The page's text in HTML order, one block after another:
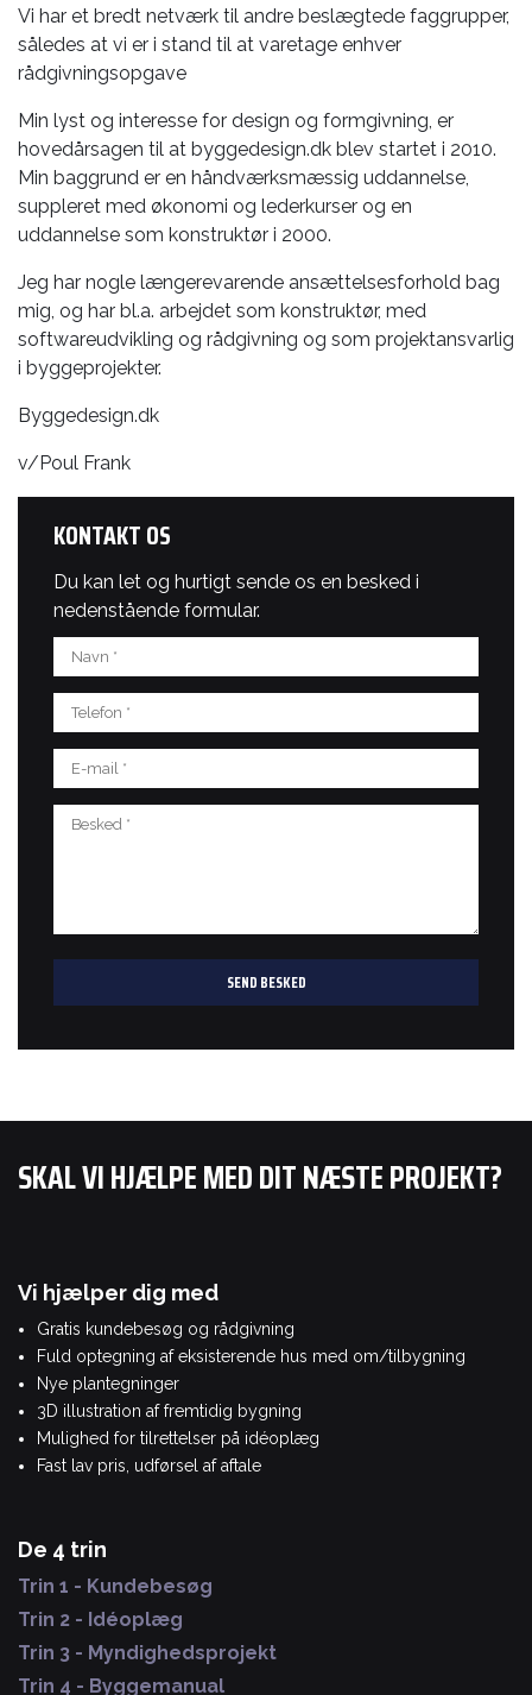
Vi har et bredt netværk til andre beslægtede faggrupper,
således at vi er i stand til at varetage enhver
rådgivningsopgave
​Min lyst og interesse for design og formgivning, er
hovedårsagen til at byggedesign.dk blev startet i 2010.
Min baggrund er en håndværksmæssig uddannelse,
suppleret med økonomi og lederkurser og en
uddannelse som konstruktør i 2000.
Jeg har nogle længerevarende ansættelsesforhold bag
mig, og har bl.a. arbejdet som konstruktør, med
softwareudvikling og rådgivning og som projektansvarlig
i byggeprojekter.
Byggedesign.dk
v/Poul Frank​​
KONTAKT OS
Du kan let og hurtigt sende os en besked i
nedenstående formular.
SKAL VI HJÆLPE MED DIT NÆSTE PROJEKT?
Vi hjælper dig med
Gratis kundebesøg og rådgivning
Fuld optegning af eksisterende hus med om/tilbygning
Nye plantegninger
3D illustration af fremtidig bygning
Mulighed for tilrettelser på idéoplæg
Fast lav pris, udførsel af aftale
De 4 trin
Trin 1 - Kundebesøg
Trin 2 - Idéoplæg
Trin 3 - Myndighedsprojekt
Trin 4 - Byggemanual